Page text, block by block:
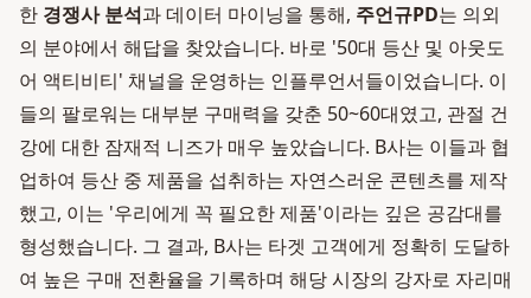
한 경쟁사 분석과 데이터 마이닝을 통해, 주언규PD는 의외
의 분야에서 해답을 찾았습니다. 바로 '50대 등산 및 아웃도
어 액티비티' 채널을 운영하는 인플루언서들이었습니다. 이
들의 팔로워는 대부분 구매력을 갖춘 50~60대였고, 관절 건
강에 대한 잠재적 니즈가 매우 높았습니다. B사는 이들과 협
업하여 등산 중 제품을 섭취하는 자연스러운 콘텐츠를 제작
했고, 이는 '우리에게 꼭 필요한 제품'이라는 깊은 공감대를
형성했습니다. 그 결과, B사는 타겟 고객에게 정확히 도달하
여 높은 구매 전환율을 기록하며 해당 시장의 강자로 자리매